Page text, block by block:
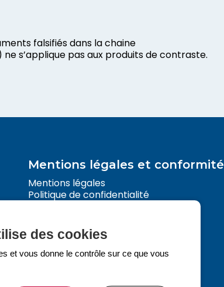
falsifiés dans la chaine
s’applique pas aux produits de contraste.
Mentions légales et conformité
Mentions légales
Politique de confidentialité
des cookies
et vous donne le contrôle sur ce que vous